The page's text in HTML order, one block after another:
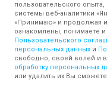
пользовательского
системы веб-аналитики
«Принимаю» и продолжая
ознакомлены, понимаете
Пользовательского
персональных данных и
свободно, своей волей и
обработку персональных
или удалить их Вы